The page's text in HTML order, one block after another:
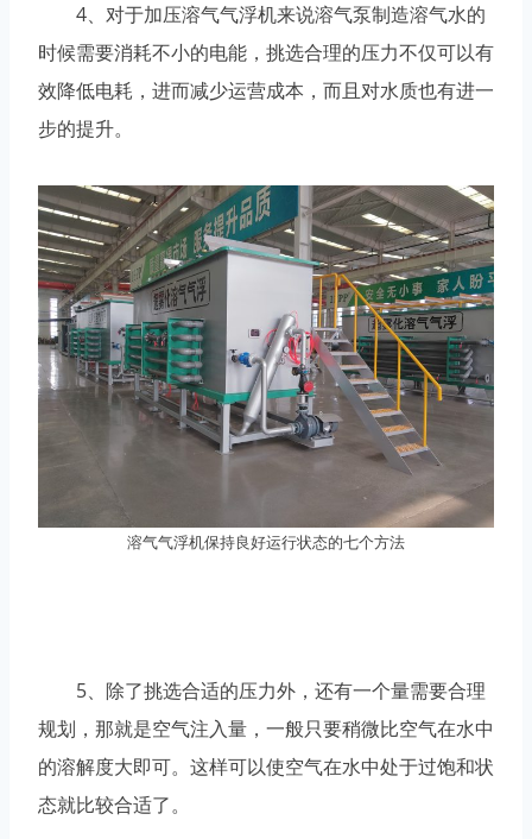
4、对于加压溶气气浮机来说溶气泵制造溶气水的
时候需要消耗不小的电能，挑选合理的压力不仅可以有
效降低电耗，进而减少运营成本，而且对水质也有进一
步的提升。
溶气气浮机保持良好运行状态的七个方法
5、除了挑选合适的压力外，还有一个量需要合理
规划，那就是空气注入量，一般只要稍微比空气在水中
的溶解度大即可。这样可以使空气在水中处于过饱和状
态就比较合适了。